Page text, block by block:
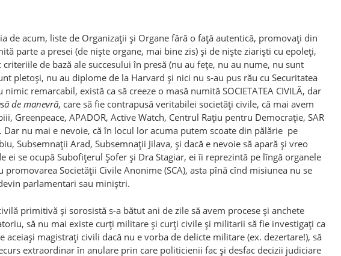
de acum, liste de Organizații și Organe fără o față autentică, promovați din
parte a presei (de niște organe, mai bine zis) și de niște ziariști cu epoleți,
criteriile de bază ale succesului în presă (nu au fețe, nu au nume, nu sunt
pletoși, nu au diplome de la Harvard și nici nu s-au pus rău cu Securitatea
remarcabil, există ca să creeze o masă numită SOCIETATEA CIVILĂ, dar
de manevră, care să fie contrapusă veritabilei societăți civile, că mai avem
Greenpeace, APADOR, Active Watch, Centrul Rațiu pentru Democrație, SAR
Dar nu mai e nevoie, că în locul lor acuma putem scoate din pălărie pe
Subsemnații Arad, Subsemnații Jilava, și dacă e nevoie să apară și vreo
ei se ocupă Subofițerul Șofer și Dra Stagiar, ei îi reprezintă pe lîngă organele
promovarea Societății Civile Anonime (SCA), asta pînă cînd misiunea nu se
parlamentari sau miniștri.
primitivă și sorosistă s-a bătut ani de zile să avem procese și anchete
să nu mai existe curți militare și curți civile și militarii să fie investigați ca
aceiași magistrați civili dacă nu e vorba de delicte militare (ex. dezertare!), să
extraordinar în anulare prin care politicienii fac și desfac decizii judiciare